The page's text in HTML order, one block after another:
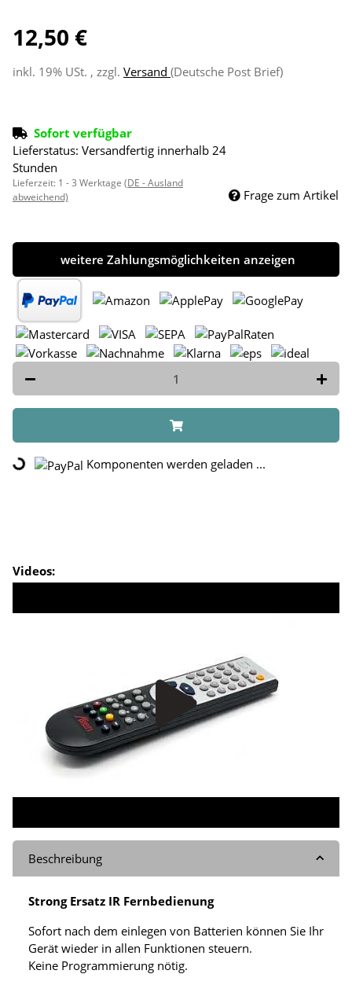
12,50 €
inkl. 19% USt. , zzgl. Versand (Deutsche Post Brief)
Sofort verfügbar
Lieferstatus: Versandfertig innerhalb 24
Stunden
Lieferzeit: 1 - 3 Werktage (DE - Ausland
abweichend)
Frage zum Artikel
weitere Zahlungsmöglichkeiten anzeigen
Loading... Komponenten werden geladen ...
Videos:
Beschreibung
Strong Ersatz IR Fernbedienung
Sofort nach dem einlegen von Batterien können Sie Ihr
Gerät wieder in allen Funktionen steuern.
Keine Programmierung nötig.